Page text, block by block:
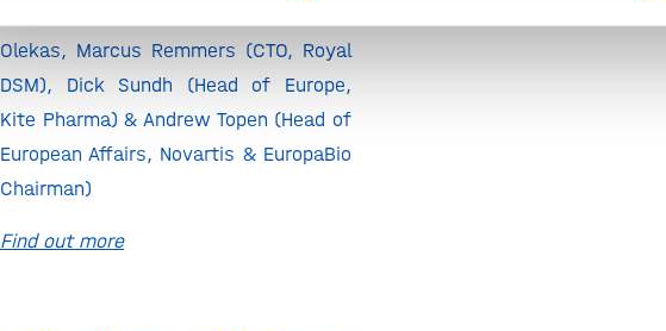
Olekas, Marcus Remmers (CTO, Royal
DSM), Dick Sundh (Head of Europe,
Kite Pharma) & Andrew Topen (Head of
European Affairs, Novartis & EuropaBio
Chairman)
Find out more